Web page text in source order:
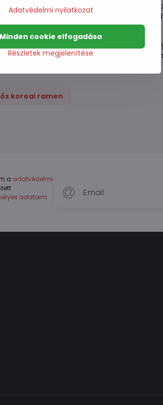
a 115g-os adag gazdag marhahús ízzel
laktató és egyben igazán csípős
ázsiai különlegességek világába repíti.
főzni, de valami karakteresre vágyik.
kellemes csípősséggel, amely belülről
nélkül.
koreai ramen
a adatvédelmi
adataim
Adatvédelmi nyilatkozat
Részletek megjelenítése
Minden cookie elfogadása